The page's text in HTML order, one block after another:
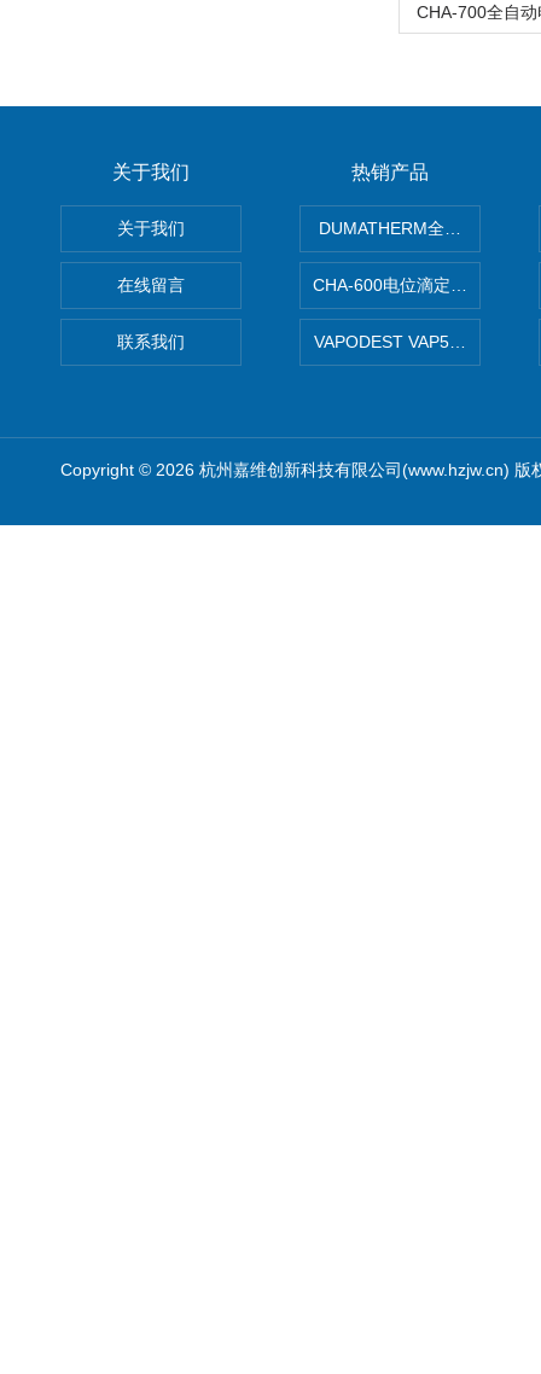
CHA-700全自
关于我们
关于我们
在线留言
联系我们
热销产品
DUMATHERM全自动杜马斯
CHA-600电位滴定仪自动样品
VAPODEST VAP500全自
Copyright © 2026 杭州嘉维创新科技有限公司(www.hzjw.cn) 版